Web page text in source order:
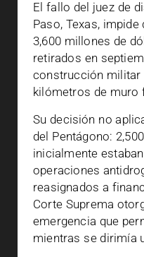
El fallo del juez de
Paso, Texas,
3,600 millones de
retirados en
construcción militar
kilómetros de muro
Su decisión no
del Pentágono:
inicialmente
operaciones
reasignados a
Corte Suprema
emergencia que
mientras se dirimía